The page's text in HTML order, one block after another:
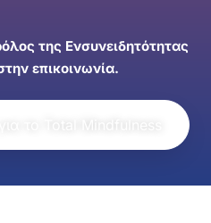
της Ενσυνειδητότητας
επικοινωνία.